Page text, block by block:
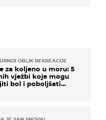
OBLIK REKREACIJE
za koljeno u moru: 5
vježbi koje mogu
bol i poboljšati